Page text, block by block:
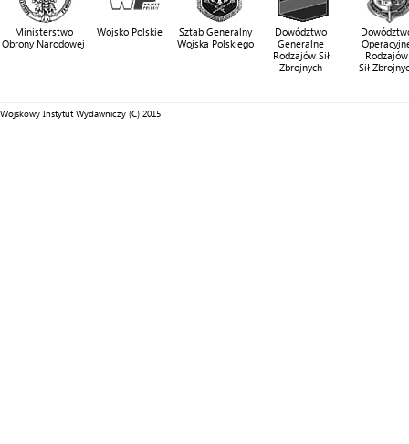
Ministerstwo
Obrony Narodowej
Wojsko Polskie
Sztab Generalny
Wojska Polskiego
Dowództwo
Generalne
Rodzajów Sił
Zbrojnych
Rodzajów
Sił
Wojskowy Instytut Wydawniczy (C) 2015